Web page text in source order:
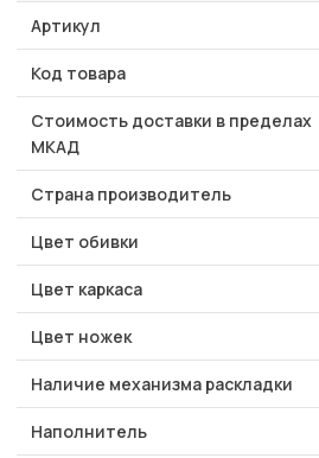
Артикул
Код товара
Стоимость доставки в пределах
МКАД
Страна производитель
Цвет обивки
Цвет каркаса
Цвет ножек
Наличие механизма раскладки
Наполнитель